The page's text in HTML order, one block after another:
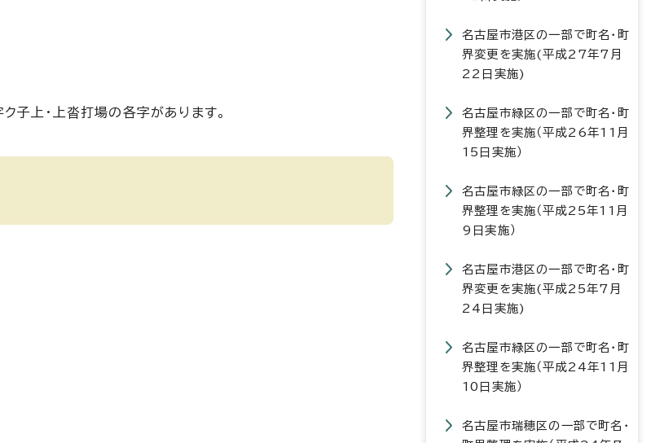
子上・上沓打場の各字があります。
名古屋市港区の一部で町名・町
界変更を実施(平成27年7月
22日実施)
名古屋市緑区の一部で町名・町
界整理を実施（平成26年11月
15日実施）
名古屋市緑区の一部で町名・町
界整理を実施（平成25年11月
9日実施）
名古屋市港区の一部で町名・町
界変更を実施(平成25年7月
24日実施)
名古屋市緑区の一部で町名・町
界整理を実施（平成24年11月
10日実施）
名古屋市瑞穂区の一部で町名・